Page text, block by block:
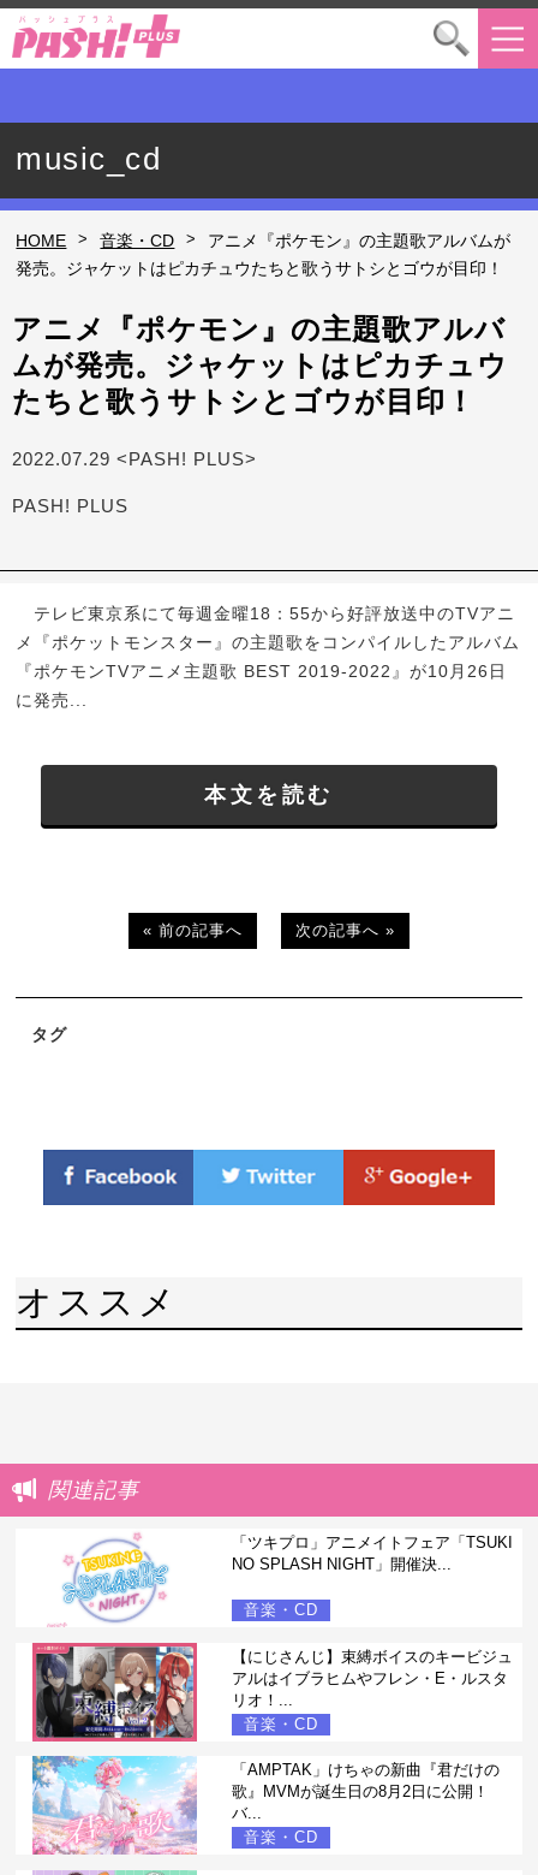
music_cd
HOME > 音楽・CD >
アニメ『ポケモン』の主題歌アルバムが
発売。ジャケットはピカチュウたちと歌うサトシとゴウが目印！
アニメ『ポケモン』の主題歌アルバ
ムが発売。ジャケットはピカチュウ
たちと歌うサトシとゴウが目印！
2022.07.29 <PASH! PLUS>
PASH! PLUS
テレビ東京系にて毎週金曜18：55から好評放送中のTVアニ
メ『ポケットモンスター』の主題歌をコンパイルしたアルバム
『ポケモンTVアニメ主題歌 BEST 2019-2022』が10月26日
に発売...
本文を読む
« 前の記事へ 次の記事へ »
タグ
オススメ
関連記事
「ツキプロ」アニメイトフェア「TSUKI
NO SPLASH NIGHT」開催決...
音楽・CD
【にじさんじ】束縛ボイスのキービジュ
アルはイブラヒムやフレン・E・ルスタ
リオ！...
音楽・CD
「AMPTAK」けちゃの新曲『君だけの
歌』MVMが誕生日の8月2日に公開！
バ...
音楽・CD